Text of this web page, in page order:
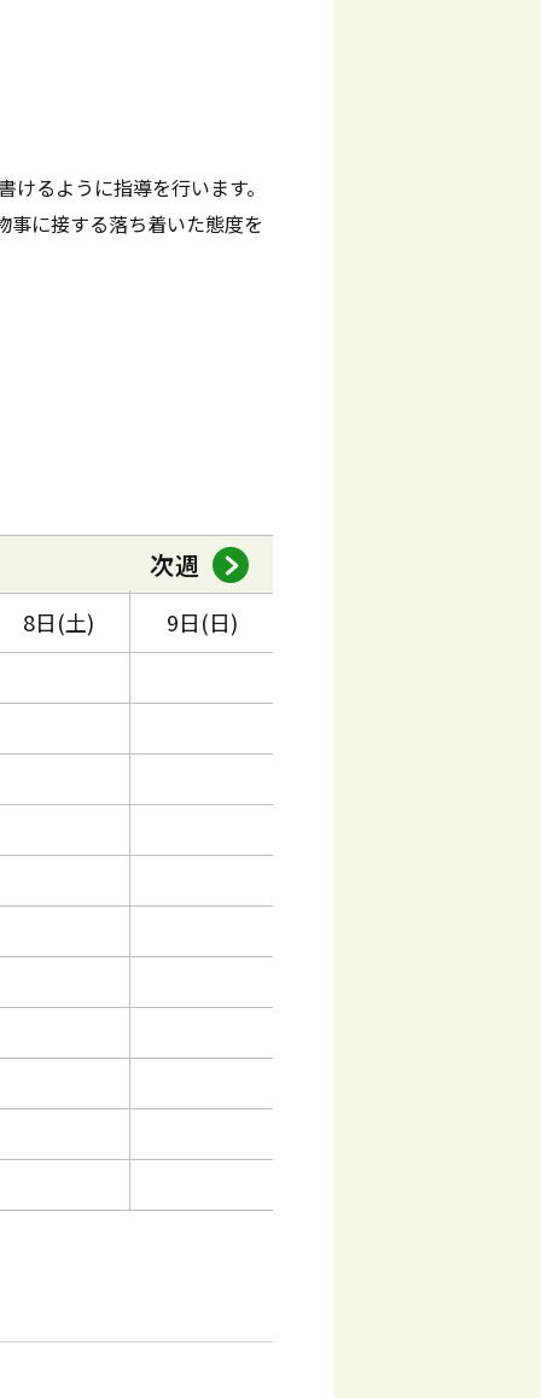
るように指導を行います。
に接する落ち着いた態度を
次週
8日(土) 9日(日)